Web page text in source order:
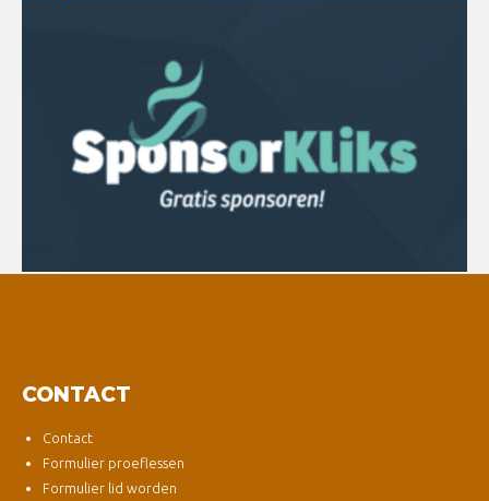
CONTACT
Contact
Formulier proeflessen
Formulier lid worden